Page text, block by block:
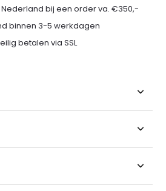
bij een order va. €350,-
binnen 3-5 werkdagen
betalen via SSL